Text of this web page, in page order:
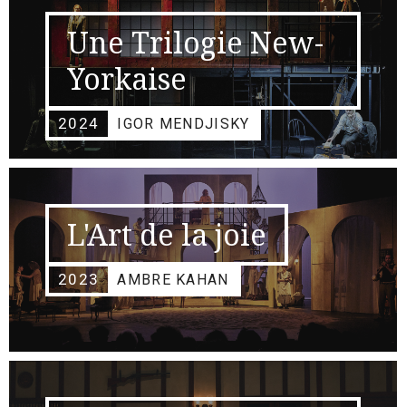
Une Trilogie New-
Yorkaise
2024 IGOR MENDJISKY
L'Art de la joie
2023 AMBRE KAHAN